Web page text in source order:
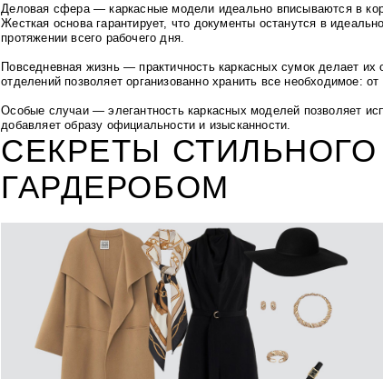
Деловая сфера — каркасные модели идеально вписываются в
Жесткая основа гарантирует, что документы останутся в
протяжении всего рабочего дня.
Повседневная жизнь — практичность каркасных сумок делает
отделений позволяет организованно хранить все необходимое:
Особые случаи — элегантность каркасных моделей позволяет
добавляет образу официальности и изысканности.
СЕКРЕТЫ
ГАРДЕРОБОМ